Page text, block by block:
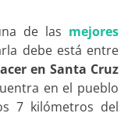
de las mejores
debe está entre
en Santa Cruz
en el pueblo
7 kilómetros del